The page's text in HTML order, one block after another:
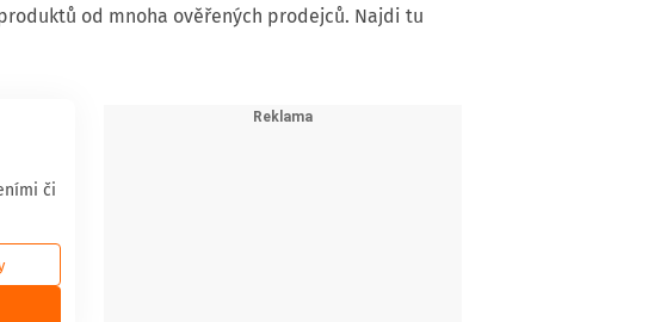
od mnoha ověřených prodejců. Najdi tu
či